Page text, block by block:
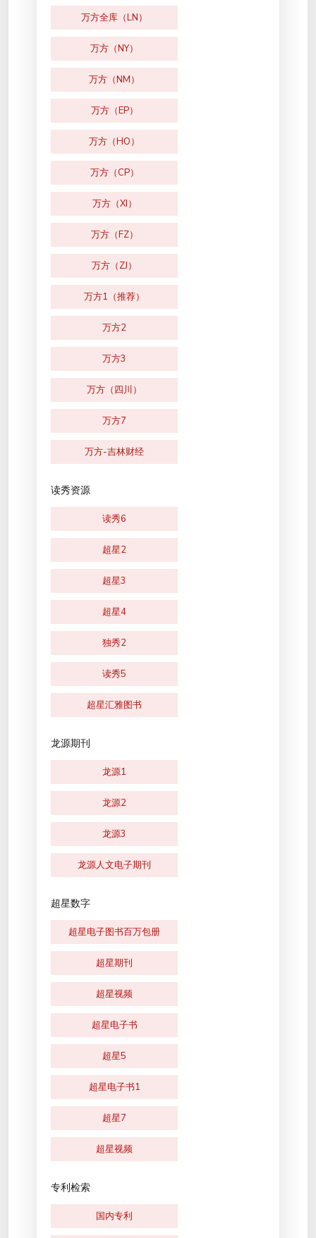
万方全库（LN）
万方（NY）
万方（NM）
万方（EP）
万方（HO）
万方（CP）
万方（XI）
万方（FZ）
万方（ZJ）
万方1（推荐）
万方2
万方3
万方（四川）
万方7
万方-吉林财经
读秀资源
读秀6
超星2
超星3
超星4
独秀2
读秀5
超星汇雅图书
龙源期刊
龙源1
龙源2
龙源3
龙源人文电子期刊
超星数字
超星电子图书百万包册
超星期刊
超星视频
超星电子书
超星5
超星电子书1
超星7
超星视频
专利检索
国内专利